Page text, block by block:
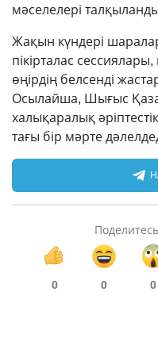
мәселелері
Жақын күндері
пікірталас
өңірдің белсенді
Осылайша, Шығыс
халықаралық әріптестік
тағы бір мәрте
0 0 0